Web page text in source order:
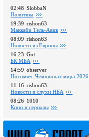
02:48 SlobbaN
Политика
19:39 rishon63
Маккаби Тель-Авив
08:09 rishon63
Новости из Европы
16:23 Got
БК МБА
14:59 observer
Ногомяч: Чемпионат мира 2026
11:16 rishon63
Новости и слухи НБА
08:26 1010
Кино и сериалы